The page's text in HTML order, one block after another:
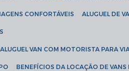
CONFORTÁVEIS ALUGUEL DE
ALUGUEL VAN COM MOTORISTA PARA
BENEFÍCIOS DA LOCAÇÃO DE